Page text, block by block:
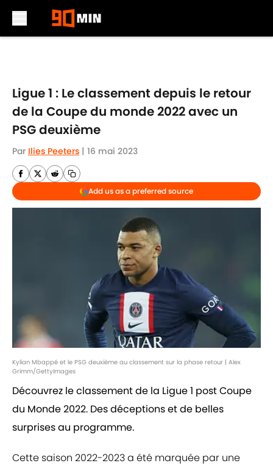
Ligue 1 : Le classement depuis le retour
de la Coupe du monde 2022 avec un
PSG deuxième
Par Ilies Peeters | 16 mai 2023
Add us as a preferred source
Kylian Mbappé et le PSG deuxième au classement sur la phase retour | Alex
Grimm/GettyImages
Découvrez le classement de la Ligue 1 post Coupe
du Monde 2022. Des déceptions et de belles
surprises au programme.
Cette saison 2022-2023 a été marquée par une